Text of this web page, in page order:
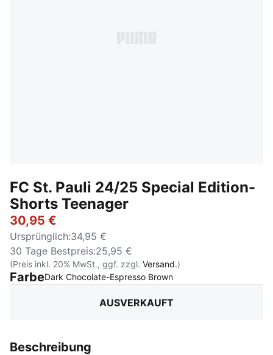
FC St. Pauli 24/25 Special Edition-
Shorts Teenager
30,95 €
Ursprünglich:34,95 €
30 Tage Bestpreis:25,95 €
(Preis inkl. 20% MwSt., ggf. zzgl. Versand.)
FarbeDark Chocolate-Espresso Brown:
AUSVERKAUFT
Beschreibung